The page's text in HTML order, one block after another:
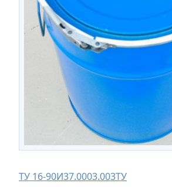
ТУ 16-90И37.0003.003ТУ